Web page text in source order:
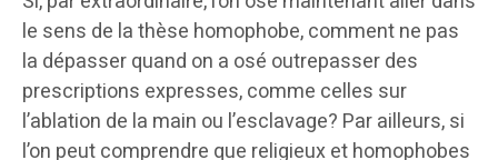
le sens de la thèse homophobe, comment ne pas
la dépasser quand on a osé outrepasser des
prescriptions expresses, comme celles sur
l’ablation de la main ou l’esclavage? Par ailleurs, si
l’on peut comprendre que religieux et homophobes